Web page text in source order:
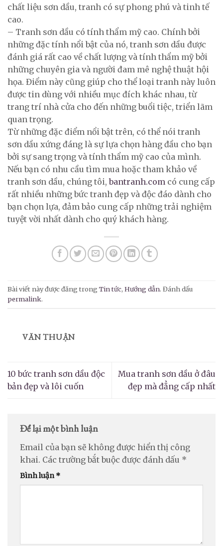
chất liệu sơn dầu, tranh có sự phong phú và tinh tế
cao.
– Tranh sơn dầu có tính thẩm mỹ cao. Chính bởi
những đặc tính nổi bật của nó, tranh sơn dầu được
đánh giá rất cao về chất lượng và tính thẩm mỹ bởi
những chuyên gia và người đam mê nghệ thuật hội
họa. Điểm này cũng giúp cho thể loại tranh này luôn
được tin dùng với nhiều mục đích khác nhau, từ
trang trí nhà cửa cho đến những buổi tiệc, triển lãm
quan trọng.
Từ những đặc điểm nổi bật trên, có thể nói tranh
sơn dầu xứng đáng là sự lựa chọn hàng đầu cho bạn
bởi sự sang trọng và tính thẩm mỹ cao của mình.
Nếu bạn có nhu cầu tìm mua hoặc tham khảo về
tranh sơn dầu, chúng tôi,bantranh.com có cung cấp
rất nhiều những bức tranh đẹp và độc đáo dành cho
bạn chọn lựa, đảm bảo cung cấp những trải nghiệm
tuyệt vời nhất dành cho quý khách hàng.
Bài viết này được đăng trong Tin tức, Hướng dẫn. Đánh dấu
permalink.
VĂN THUẬN
10 bức tranh sơn dầu độc
bản đẹp và lôi cuốn
Mua tranh sơn dầu ở đâu
đẹp mà đẳng cấp nhất
Để lại một bình luận
Email của bạn sẽ không được hiển thị công
khai. Các trường bắt buộc được đánh dấu *
Bình luận*